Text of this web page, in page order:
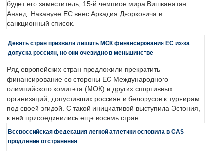
будет его заместитель, 15-й чемпион мира Вишванатан
Ананд. Накануне ЕС внес Аркадия Дворковича в
санкционный список.
Девять стран призвали лишить МОК финансирования ЕС из-за
допуска россиян, но они очевидно в меньшинстве
Ряд европейских стран предложили прекратить
финансирование со стороны ЕС Международного
олимпийского комитета (МОК) и других спортивных
организаций, допустивших россиян и белорусов к турнирам
под своей эгидой. С такой инициативой выступила Эстония,
к ней присоединились еще восемь стран.
Всероссийская федерация легкой атлетики оспорила в CAS
продление отстранения